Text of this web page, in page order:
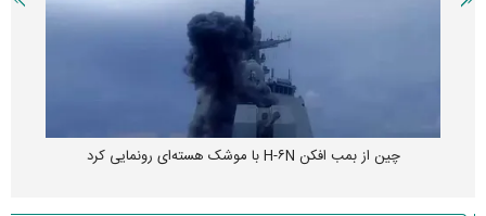
پهپاد رهگیر یا موشک پدافند؛ قدرت تهدید کدامیک بیشتر است؟